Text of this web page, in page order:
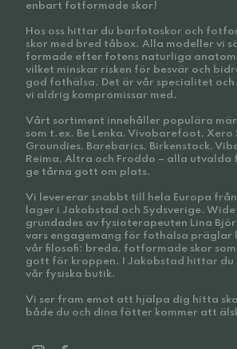
enbart fotformade skor!
Hos oss hittar du barfotaskor och
skor med bred tåbox. Alla modeller vi
formade efter fotens naturliga
vilket minskar risken för besvär och
god fothälsa. Det är vår specialitet och
vi aldrig kompromissar med.
Vårt sortiment innehåller populära
som t.ex. Be Lenka, Vivobarefoot, Xero
Groundies, Barebarics, Birkenstock,
Reima, Altra och Froddo – alla utvalda
ge tårna gott om plats.
Vi levererar snabbt till hela Europa
lager i Jakobstad och Sydsverige.
grundades av fysioterapeuten Lina
vars engagemang för fothälsa präglar
vår filosofi: breda, fotformade skor
gott för kroppen. I Jakobstad hittar du
vår fysiska butik.
Vi ser fram emot att hjälpa dig hitta
både du och dina fötter kommer att